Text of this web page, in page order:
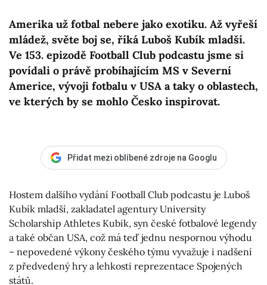
Amerika už fotbal nebere jako exotiku. Až vyřeší
mládež, světe boj se, říká Luboš Kubík mladší.
Ve 153. epizodě Football Club podcastu jsme si
povídali o právě probíhajícím MS v Severní
Americe, vývoji fotbalu v USA a taky o oblastech,
ve kterých by se mohlo Česko inspirovat.
Přidat mezi oblíbené zdroje na Googlu
Hostem dalšího vydání Football Club podcastu je Luboš
Kubík mladší, zakladatel agentury University
Scholarship Athletes Kubik, syn české fotbalové legendy
a také občan USA, což má teď jednu nespornou výhodu
– nepovedené výkony českého týmu vyvažuje i nadšení
z předvedený hry a lehkosti reprezentace Spojených
států.